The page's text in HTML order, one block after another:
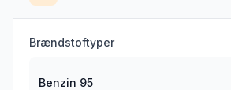
Brændstoftyper
Benzin 95